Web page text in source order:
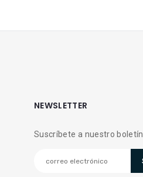
NEWSLETTER
Suscríbete a nuestro